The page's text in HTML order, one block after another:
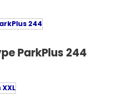
ParkPlus 244